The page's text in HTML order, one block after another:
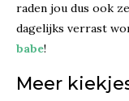
raden jou dus ook
dagelijks verrast
babe!
Meer